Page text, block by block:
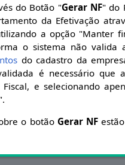
do Botão "Gerar NF" do
da Efetivação
a opção "Manter
o sistema não valida
do cadastro da
é necessário que
e selecionando
o botão Gerar NFestão